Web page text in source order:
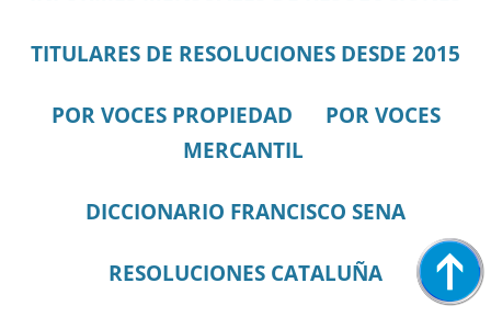
TITULARES DE RESOLUCIONES DESDE 2015
POR VOCES PROPIEDAD
POR VOCES
MERCANTIL
DICCIONARIO FRANCISCO SENA
RESOLUCIONES CATALUÑA